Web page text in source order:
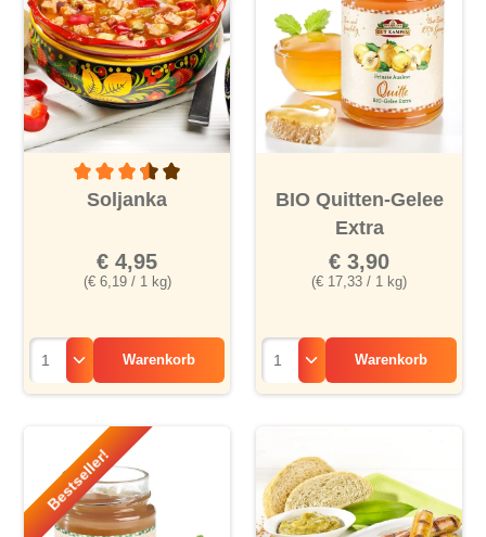
Durchschnittliche Bewertung von 3.5 von 5 Sternen
Soljanka
(€ 6,19 / 1 kg)
€ 4,95
Warenkorb
BIO Quitten-Gelee
Extra
(€ 17,33 / 1 kg)
€ 3,90
Warenkorb
Bestseller!